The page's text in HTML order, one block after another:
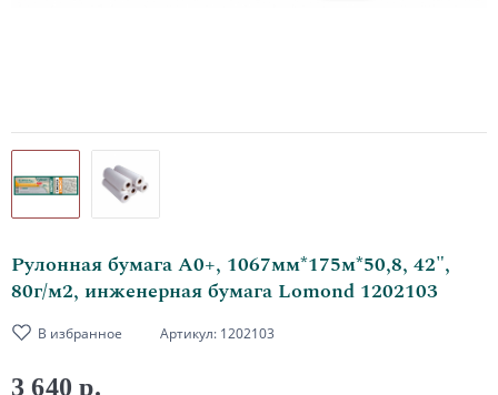
Рулонная бумага А0+, 1067мм*175м*50,8, 42",
80г/м2, инженерная бумага Lomond 1202103
В избранное Артикул: 1202103
3 640 р.